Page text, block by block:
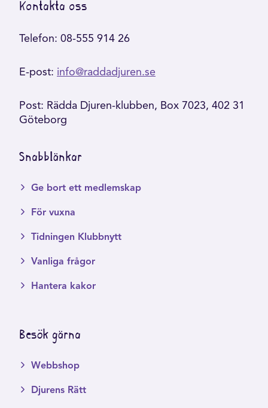
Kontakta oss
Telefon: 08-555 914 26
E-post: info@raddadjuren.se
Post: Rädda Djuren-klubben, Box 7023, 402 31
Göteborg
Snabblänkar
Ge bort ett medlemskap
För vuxna
Tidningen Klubbnytt
Vanliga frågor
Hantera kakor
Besök gärna
Webbshop
Djurens Rätt